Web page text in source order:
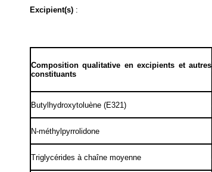
Excipient(s) :
Composition qualitative en excipients et autres
constituants
Butylhydroxytoluène (E321)
N-méthylpyrrolidone
Triglycérides à chaîne moyenne